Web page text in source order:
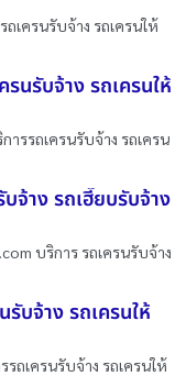
เครนรับจ้าง รถเครนให้
นรับจ้าง รถเครนให้
รรถเครนรับจ้าง รถเครน
จ้าง รถเฮี๊ยบรับจ้าง
บริการ รถเครนรับจ้าง
บจ้าง รถเครนให้
ถเครนรับจ้าง รถเครนให้